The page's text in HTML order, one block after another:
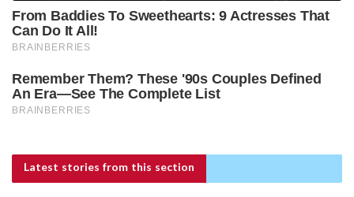
Latest stories from this section